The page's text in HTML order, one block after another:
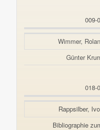
009-
Wimmer,
Günter
018-
Rappsilber,
Bibliographie